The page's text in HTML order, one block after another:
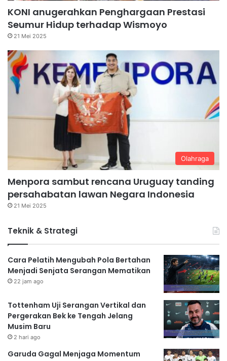
KONI anugerahkan Penghargaan Prestasi
Seumur Hidup terhadap Wismoyo
21 Mei 2025
Olahraga
Menpora sambut rencana Uruguay tanding
persahabatan lawan Negara Indonesia
21 Mei 2025
Teknik & Strategi
Cara Pelatih Mengubah Pola Bertahan
Menjadi Senjata Serangan Mematikan
22 jam ago
Tottenham Uji Serangan Vertikal dan
Pergerakan Bek ke Tengah Jelang
Musim Baru
2 hari ago
Garuda Gagal Menjaga Momentum